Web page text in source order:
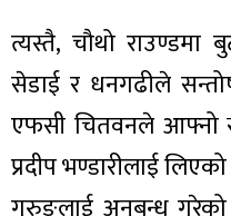
त्यस्तै, चौथो
सेडाई र धनगढीले
एफसी चितवनले आफ्नो
प्रदीप भण्डारीलाई